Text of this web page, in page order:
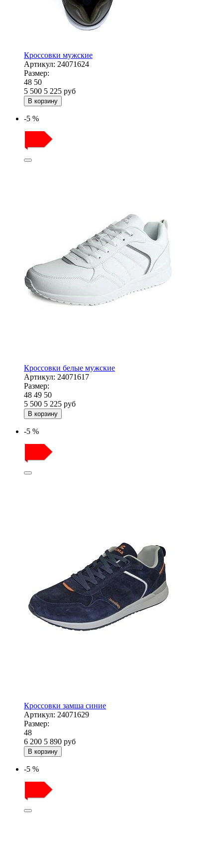
Кроссовки мужские
Артикул: 24071624
Размер:
48 50
5 500 5 225 руб
В корзину
-5 %
Кроссовки белые мужские
Артикул: 24071617
Размер:
48 49 50
5 500 5 225 руб
В корзину
-5 %
Кроссовки замша синие
Артикул: 24071629
Размер:
48
6 200 5 890 руб
В корзину
-5 %